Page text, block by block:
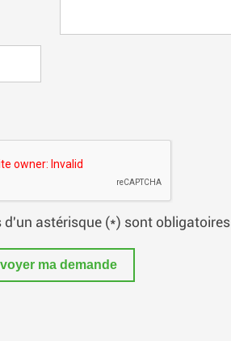
d'un astérisque (*) sont
ma demande